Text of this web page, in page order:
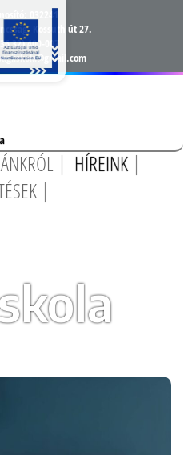
Kossuth út 27.
32) 400-007
HÍREINK